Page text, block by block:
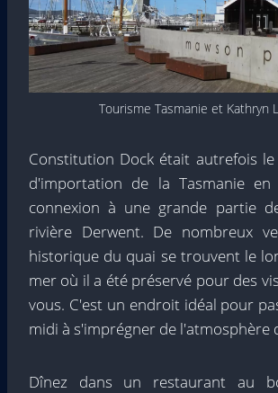
Tourisme Tasmanie et Kathryn
Constitution Dock était autrefois
d'importation de la Tasmanie
connexion à une grande partie
rivière Derwent. De nombreux
historique du quai se trouvent le
mer où il a été préservé pour des
vous. C'est un endroit idéal pour
midi à s'imprégner de l'atmosphère
Dînez dans un restaurant au